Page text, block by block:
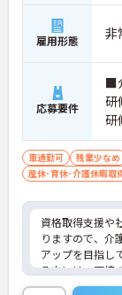
雇用形態 非
応募要件
■
研
研
格
車通勤可 残業少なめ
産休･育休･介護休暇取
資格取得支援や
りますので、介
アップを目指し
る方には、面接
致しますのでお